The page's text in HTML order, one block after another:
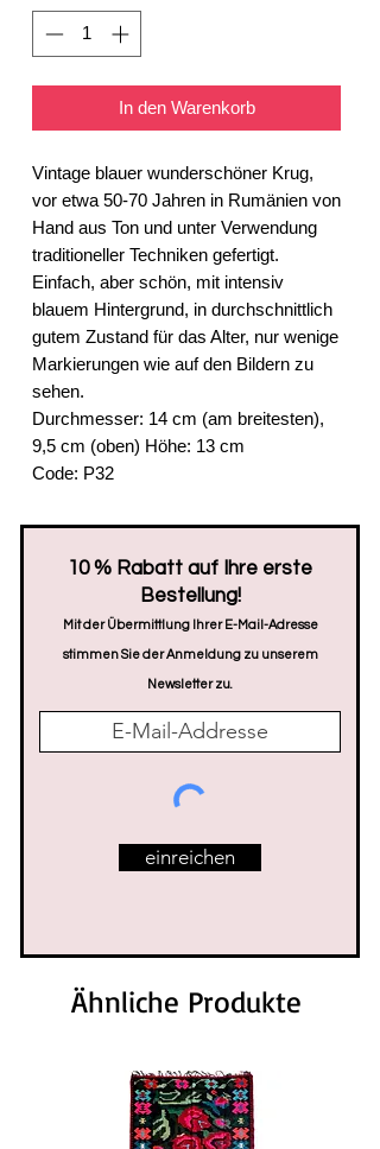
In den Warenkorb
Vintage blauer wunderschöner Krug,
vor etwa 50-70 Jahren in Rumänien von
Hand aus Ton und unter Verwendung
traditioneller Techniken gefertigt.
Einfach, aber schön, mit intensiv
blauem Hintergrund, in durchschnittlich
gutem Zustand für das Alter, nur wenige
Markierungen wie auf den Bildern zu
sehen.
Durchmesser: 14 cm (am breitesten),
9,5 cm (oben) Höhe: 13 cm
Code: P32
​10 % Rabatt auf Ihre erste
Bestellung!
Mit der Übermittlung Ihrer E-Mail-Adresse
stimmen Sie der Anmeldung zu unserem
Newsletter zu.
einreichen
Ähnliche Produkte